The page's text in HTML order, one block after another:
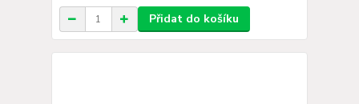
Přidat do košíku